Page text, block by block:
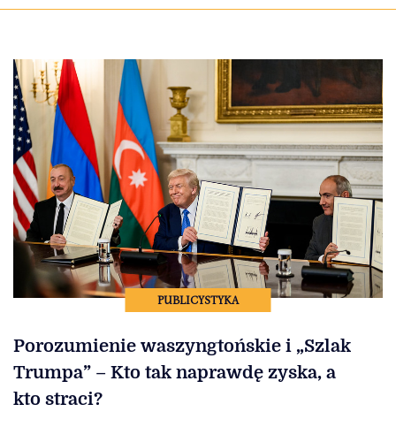
PUBLICYSTYKA
Porozumienie waszyngtońskie i „Szlak
Trumpa” – Kto tak naprawdę zyska, a
kto straci?